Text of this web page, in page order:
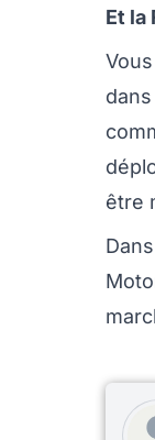
Et la
être